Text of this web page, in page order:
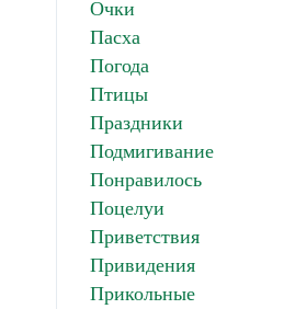
Очки
Пасха
Погода
Птицы
Праздники
Подмигивание
Понравилось
Поцелуи
Приветствия
Привидения
Прикольные